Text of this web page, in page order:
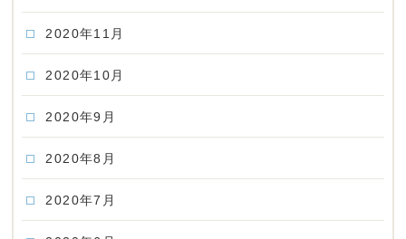
2020年11月
2020年10月
2020年9月
2020年8月
2020年7月